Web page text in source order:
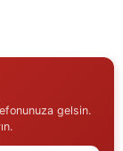
gelsin.